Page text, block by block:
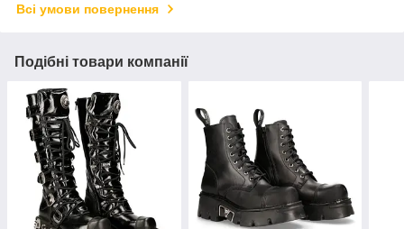
Всі умови повернення
Подібні товари компанії